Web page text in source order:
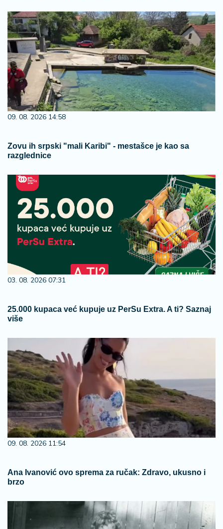
09. 08. 2026 14:58
Zovu ih srpski "mali Karibi" - mestašce je kao sa
razglednice
03. 08. 2026 07:31
25.000 kupaca već kupuje uz PerSu Extra. A ti? Saznaj
više
09. 08. 2026 11:54
Ana Ivanović ovo sprema za ručak: Zdravo, ukusno i
brzo